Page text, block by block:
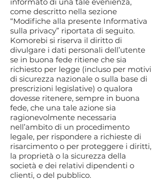
come descritto nella sezione
“Modifiche alla presente Informativa
sulla privacy” riportata di seguito.
Komorebi si riserva il diritto di
divulgare i dati personali dell’utente
se in buona fede ritiene che sia
richiesto per legge (incluso per motivi
di sicurezza nazionale o sulla base di
prescrizioni legislative) o qualora
dovesse ritenere, sempre in buona
fede, che una tale azione sia
ragionevolmente necessaria
nell’ambito di un procedimento
legale, per rispondere a richieste di
risarcimento o per proteggere i diritti,
la proprietà o la sicurezza della
società e dei relativi dipendenti o
clienti, o del pubblico.